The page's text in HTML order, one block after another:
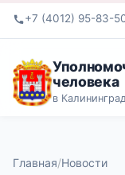
+7 (4012) 95-83-
человека
в
Главная Новости